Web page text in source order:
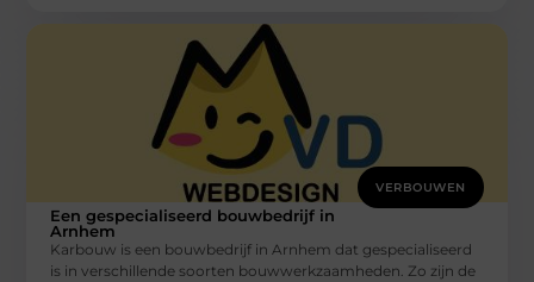
VERBOUWEN
Een gespecialiseerd bouwbedrijf in
Arnhem
Karbouw is een bouwbedrijf in Arnhem dat gespecialiseerd
is in verschillende soorten bouwwerkzaamheden. Zo zijn de